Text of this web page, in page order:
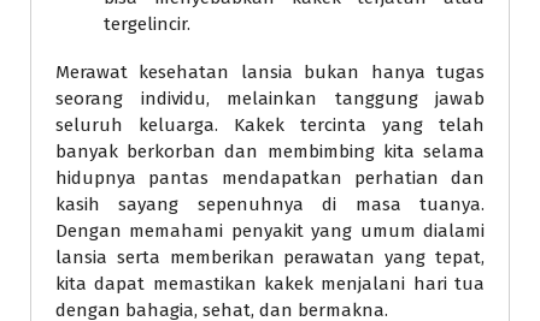
tergelincir.
Merawat kesehatan lansia bukan hanya tugas
seorang individu, melainkan tanggung jawab
seluruh keluarga. Kakek tercinta yang telah
banyak berkorban dan membimbing kita selama
hidupnya pantas mendapatkan perhatian dan
kasih sayang sepenuhnya di masa tuanya.
Dengan memahami penyakit yang umum dialami
lansia serta memberikan perawatan yang tepat,
kita dapat memastikan kakek menjalani hari tua
dengan bahagia, sehat, dan bermakna.